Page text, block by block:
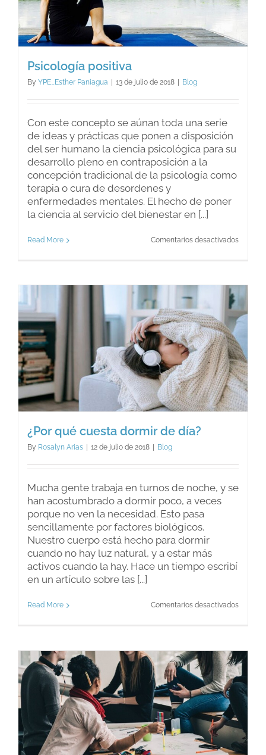
Psicología positiva
By YPE_Esther Paniagua 13 de julio de 2018 Blog
Con este concepto se aúnan toda una serie
de ideas y prácticas que ponen a disposición
del ser humano la ciencia psicológica para su
desarrollo pleno en contraposición a la
concepción tradicional de la psicología como
terapia o cura de desordenes y
enfermedades mentales. El hecho de poner
la ciencia al servicio del bienestar en [...]
Read More Comentarios desactivadosen
¿Por qué cuesta dormir de día?
By Rosalyn Arias 12 de julio de 2018 Blog
Mucha gente trabaja en turnos de noche, y se
han acostumbrado a dormir poco, a veces
porque no ven la necesidad. Esto pasa
sencillamente por factores biológicos.
Nuestro cuerpo está hecho para dormir
cuando no hay luz natural, y a estar más
activos cuando la hay. Hace un tiempo escribí
en un artículo sobre las [...]
Read More Comentarios desactivadosen
de
día?